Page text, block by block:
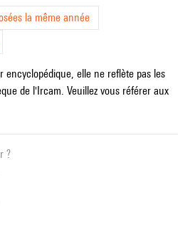
la même année
elle ne reflète pas les
de l'Ircam. Veuillez vous référer aux
?